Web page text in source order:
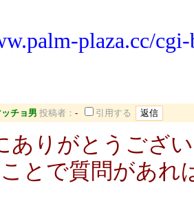
plaza.cc/
チョ男 投稿者： - 引用する
ありがとうござ
とで質問があ